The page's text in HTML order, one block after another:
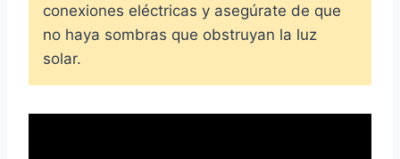
conexiones eléctricas y asegúrate de que
no haya sombras que obstruyan la luz
solar.